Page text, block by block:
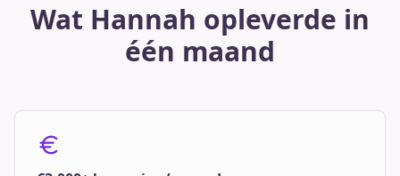
Wat Hannah opleverde in
één maand